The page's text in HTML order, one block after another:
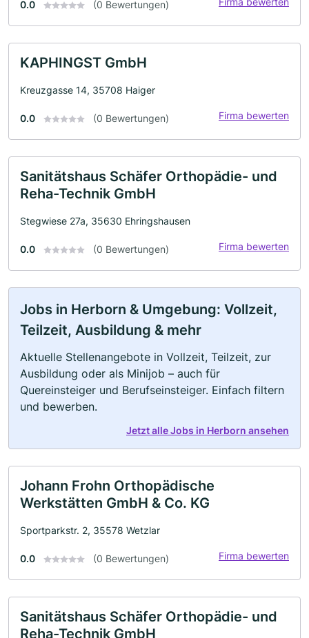
0.0 (0 Bewertungen)
KAPHINGST GmbH
Kreuzgasse 14, 35708 Haiger
0.0 (0 Bewertungen) Firma bewerten
Sanitätshaus Schäfer Orthopädie- und
Reha-Technik GmbH
Stegwiese 27a, 35630 Ehringshausen
0.0 (0 Bewertungen) Firma bewerten
Jobs in Herborn & Umgebung: Vollzeit,
Teilzeit, Ausbildung & mehr
Aktuelle Stellenangebote in Vollzeit, Teilzeit, zur
Ausbildung oder als Minijob – auch für
Quereinsteiger und Berufseinsteiger. Einfach filtern
und bewerben.
Jetzt alle Jobs in Herborn ansehen
Johann Frohn Orthopädische
Werkstätten GmbH & Co. KG
Sportparkstr. 2, 35578 Wetzlar
0.0 (0 Bewertungen) Firma bewerten
Sanitätshaus Schäfer Orthopädie- und
Reha-Technik GmbH